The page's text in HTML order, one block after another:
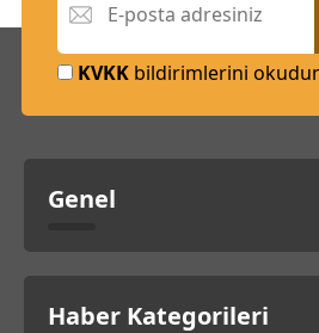
KVKK bildirimlerini
Genel
Haber Kategorileri